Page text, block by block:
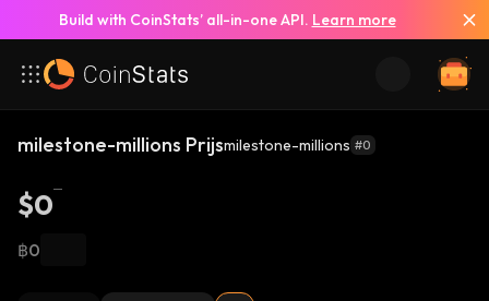
Build with CoinStats’ all-in-one API. Learn more
milestone-millions Prijsmilestone-millions #0
$0
฿0